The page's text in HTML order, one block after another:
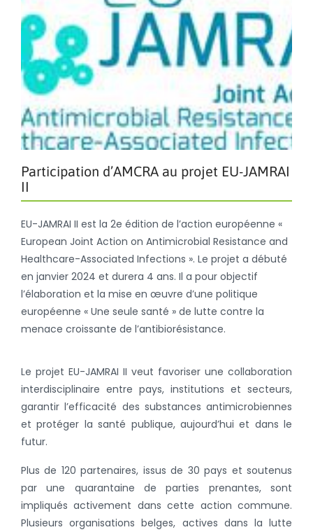
Participation d’AMCRA au projet EU-JAMRAI
II
EU-JAMRAI II est la 2e édition de l’action européenne «
European Joint Action on Antimicrobial Resistance and
Healthcare-Associated Infections ». Le projet a débuté
en janvier 2024 et durera 4 ans. Il a pour objectif
l’élaboration et la mise en œuvre d’une politique
européenne « Une seule santé » de lutte contre la
menace croissante de l’antibiorésistance.
Le projet EU-JAMRAI II veut favoriser une collaboration
interdisciplinaire entre pays, institutions et secteurs,
garantir l’efficacité des substances antimicrobiennes
et protéger la santé publique, aujourd’hui et dans le
futur.
Plus de 120 partenaires, issus de 30 pays et soutenus
par une quarantaine de parties prenantes, sont
impliqués activement dans cette action commune.
Plusieurs organisations belges, actives dans la lutte